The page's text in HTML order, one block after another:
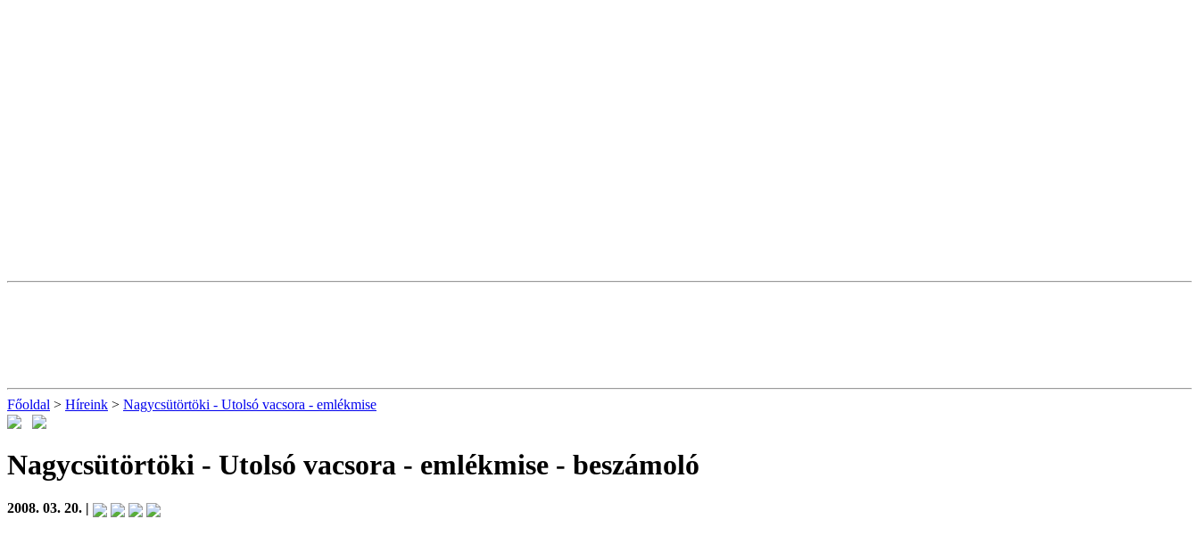
Főoldal > Híreink > Nagycsütörtöki - Utolsó vacsora - emlékmise
Nagycsütörtöki - Utolsó vacsora - emlékmise - beszámoló
2008. 03. 20. |